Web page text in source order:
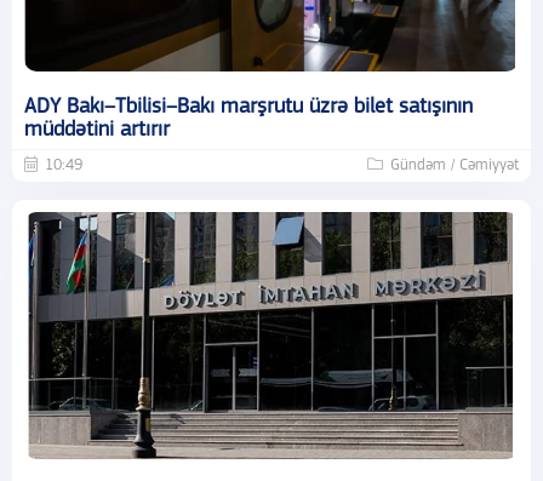
ADY Bakı–Tbilisi–Bakı marşrutu üzrə bilet satışının
müddətini artırır
10:49 Gündəm / Cəmiyyət